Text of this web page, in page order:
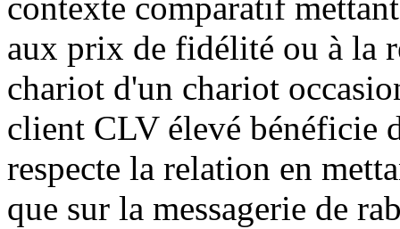
contexte comparatif
aux prix de fidélité ou à la
chariot d'un chariot
client CLV élevé bénéficie
respecte la relation en
que sur la messagerie de